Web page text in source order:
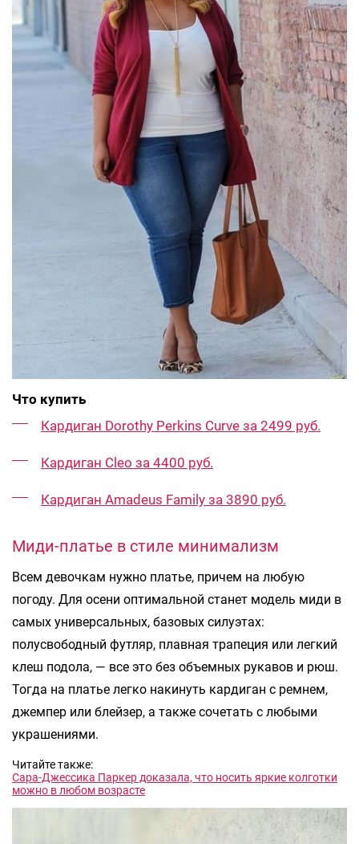
Что купить
Кардиган Dorothy Perkins Curve за 2499 руб.
Кардиган Cleo за 4400 руб.
Кардиган Amadeus Family за 3890 руб.
Миди-платье в стиле минимализм
Всем девочкам нужно платье, причем на любую
погоду. Для осени оптимальной станет модель миди в
самых универсальных, базовых силуэтах:
полусвободный футляр, плавная трапеция или легкий
клеш подола, — все это без объемных рукавов и рюш.
Тогда на платье легко накинуть кардиган с ремнем,
джемпер или блейзер, а также сочетать с любыми
украшениями.
Читайте также:
Сара-Джессика Паркер доказала, что носить яркие колготки
можно в любом возрасте